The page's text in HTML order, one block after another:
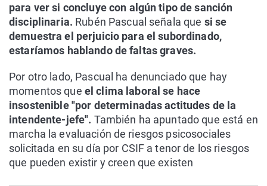
para ver si concluye con algún tipo de sanción
disciplinaria. Rubén Pascual señala que si se
demuestra el perjuicio para el subordinado,
estaríamos hablando de faltas graves.
Por otro lado, Pascual ha denunciado que hay
momentos que el clima laboral se hace
insostenible "por determinadas actitudes de la
intendente-jefe". También ha apuntado que está en
marcha la evaluación de riesgos psicosociales
solicitada en su día por CSIF a tenor de los riesgos
que pueden existir y creen que existen